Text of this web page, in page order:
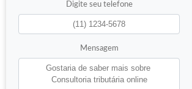
Digite seu telefone
Mensagem